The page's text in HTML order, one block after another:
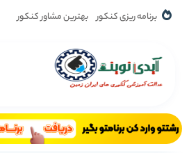
برنامه ریزی کنکور بهترین مشاور کنکور